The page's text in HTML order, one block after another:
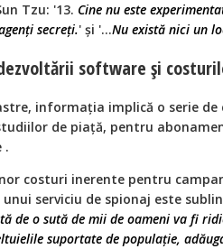
Tzu: '13. Cine nu este
secreți.' și '...Nu există nici un
software și
informația implică o serie
de piață, pentru
.
costuri inerente pentru
serviciu de spionaj este
de o sută de mii de oameni va fi
suportate de populație,